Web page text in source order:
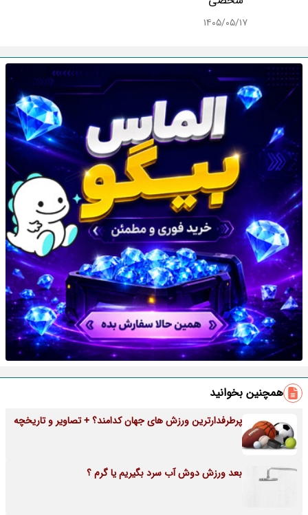
۱۴۰۵/۰۵/۱۷
همچنین بخوانید
پرطرفدارترین ورزش های جهان کدامند؟ + تصاویر و تاریخچه
بعد ورزش دوش آب سرد بگیریم یا گرم ؟